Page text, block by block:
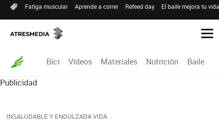
Fatiga muscular Aprende a correr Refeed day El baile mejora tu
Bici Vídeos Materiales Nutrición Baile
Publicidad
INSALUDABLE Y ENDULZADA VIDA